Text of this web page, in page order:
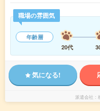
職場の雰囲気
年齢層
20代
気になる!
派遣会社